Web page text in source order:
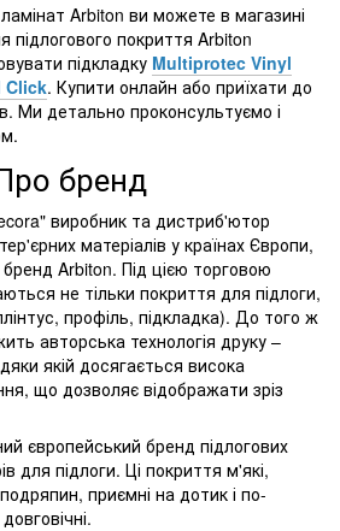
Arbiton ви можете в магазині
підлогового покриття Arbiton
підкладку Multiprotec Vinyl
Click. Купити онлайн або приїхати до
Ми детально проконсультуємо і
бренд
виробник та дистриб'ютор
матеріалів у країнах Європи,
Arbiton. Під цією торговою
не тільки покриття для підлоги,
профіль, підкладка). До того ж
авторська технологія друку –
якій досягається висока
що дозволяє відображати зріз
європейський бренд підлогових
для підлоги. Ці покриття м'які,
приємні на дотик і по-